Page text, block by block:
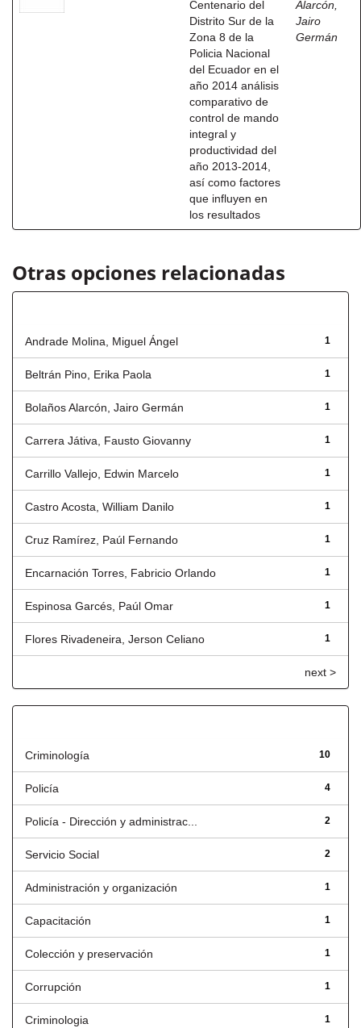
Centenario del
Distrito Sur de la
Zona 8 de la
Policia Nacional
del Ecuador en el
año 2014 análisis
comparativo de
control de mando
integral y
productividad del
año 2013-2014,
así como factores
que influyen en
los resultados
Alarcón,
Jairo
Germán
Otras opciones relacionadas
1
Andrade Molina, Miguel Ángel
1
Beltrán Pino, Erika Paola
1
Bolaños Alarcón, Jairo Germán
1
Carrera Játiva, Fausto Giovanny
1
Carrillo Vallejo, Edwin Marcelo
1
Castro Acosta, William Danilo
1
Cruz Ramírez, Paúl Fernando
1
Encarnación Torres, Fabricio Orlando
1
Espinosa Garcés, Paúl Omar
1
Flores Rivadeneira, Jerson Celiano
next >
10
Criminología
4
Policía
2
Policía - Dirección y administrac...
2
Servicio Social
1
Administración y organización
1
Capacitación
1
Colección y preservación
1
Corrupción
1
Criminologia